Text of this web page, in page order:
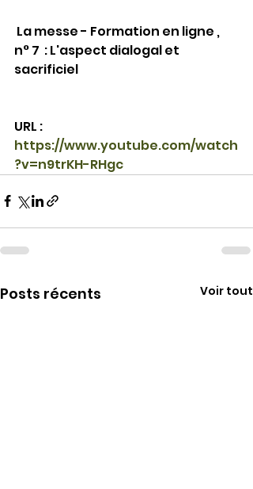
n° 7  : L'aspect dialogal et
sacrificiel
URL :
https://www.youtube.com/watch
?v=n9trKH-RHgc
Posts récents Voir tout